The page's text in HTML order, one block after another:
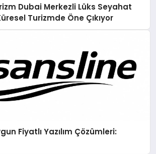
Dubai Merkezli Lüks Seyahat
Turizmde Öne Çıkıyor
Fiyatlı Yazılım Çözümleri: